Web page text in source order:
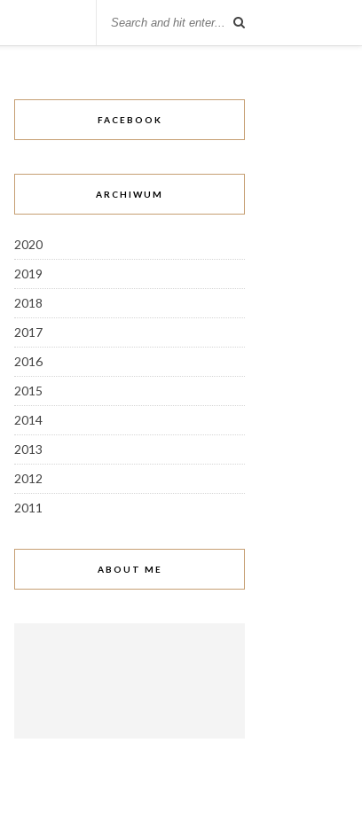
FACEBOOK
ARCHIWUM
2020
2019
2018
2017
2016
2015
2014
2013
2012
2011
ABOUT ME